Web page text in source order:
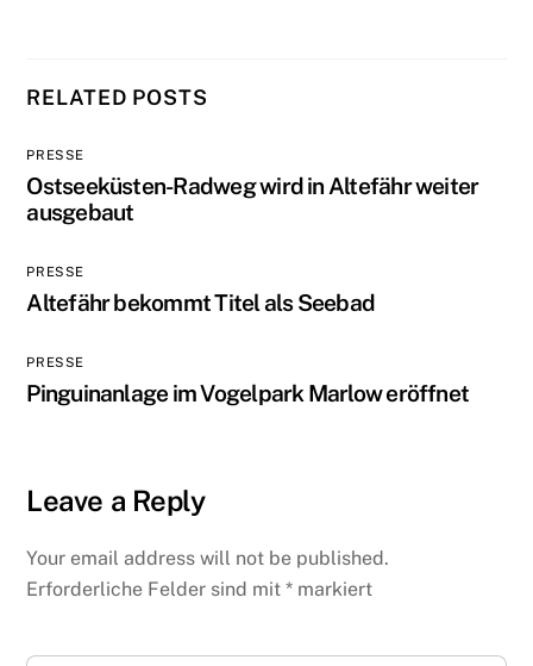
RELATED POSTS
PRESSE
Ostseeküsten-Radweg wird in Altefähr weiter
ausgebaut
PRESSE
Altefähr bekommt Titel als Seebad
PRESSE
Pinguinanlage im Vogelpark Marlow eröffnet
Leave a Reply
Your email address will not be published.
Erforderliche Felder sind mit* markiert